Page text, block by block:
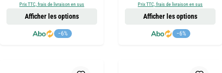
Prix TTC, frais de livraison en sus
−6%
Afficher les options
Prix TTC, frais de livraison en sus
−6%
Afficher les options